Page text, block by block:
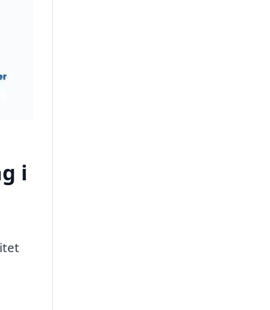
i